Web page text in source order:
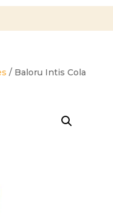
/ Baloru Intis Cola